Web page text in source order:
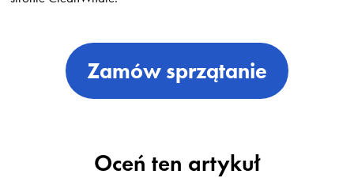
Zamów sprzątanie
Oceń ten artykuł